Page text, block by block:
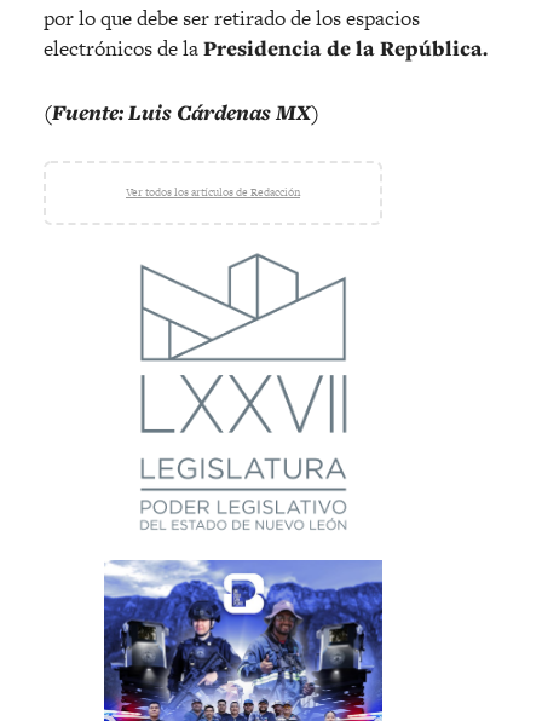
por lo que debe ser retirado de los espacios
electrónicos de laPresidencia de la República.
(Fuente: Luis Cárdenas MX)
Ver todos los artículos de Redacción